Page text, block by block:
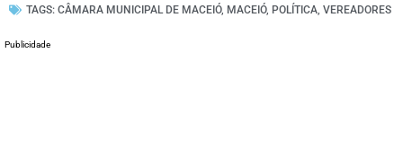
TAGS: CÂMARA MUNICIPAL DE MACEIÓ, MACEIÓ, POLÍTICA VEREADORES
Publicidade